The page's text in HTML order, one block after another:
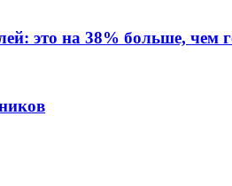
это на 38% больше, чем